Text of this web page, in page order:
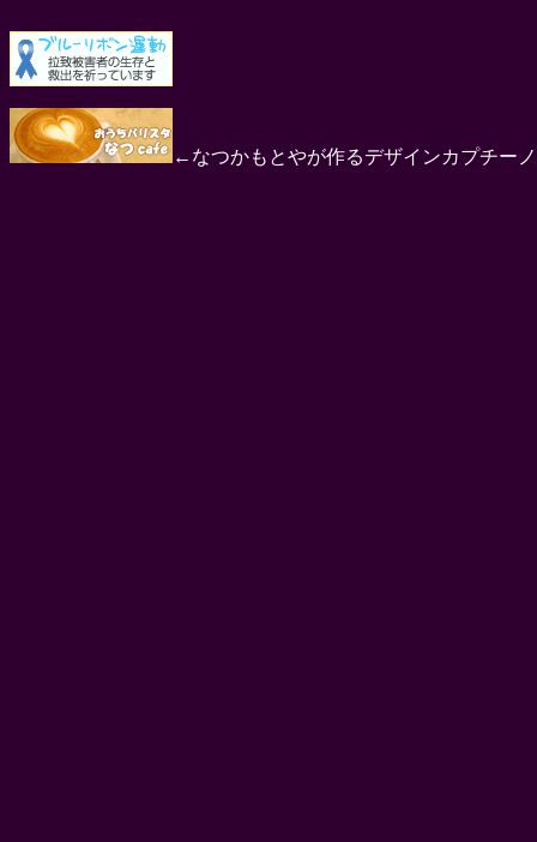
←なつかもとやが作るデザインカプチー